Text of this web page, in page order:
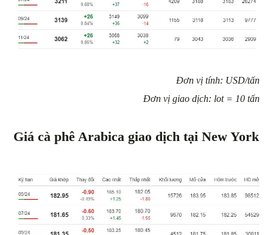
Đơn vị tính: USD/tấn
Đơn vị giao dịch: lot = 10 tấn
Giá cà phê Arabica giao dịch tại New York